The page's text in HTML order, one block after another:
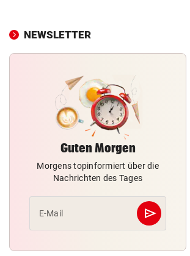
NEWSLETTER
Guten Morgen
Morgens topinformiert über die
Nachrichten des Tages
E-Mail send
Abschicken